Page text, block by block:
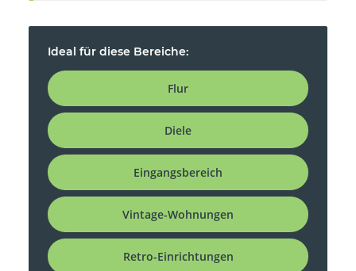
Ideal für diese Bereiche:
Flur
Diele
Eingangsbereich
Vintage-Wohnungen
Retro-Einrichtungen